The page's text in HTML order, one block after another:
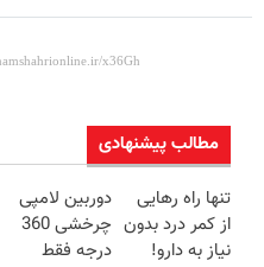
مطالب پیشنهادی
تنها راه رهایی
از کمر درد بدون
نیاز به دارو!
دوربین لامپی
چرخشی 360
درجه فقط